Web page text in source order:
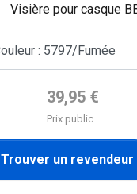
Visière pour casque
Prix de base
39,95 €
Prix public
Trouver un revendeur